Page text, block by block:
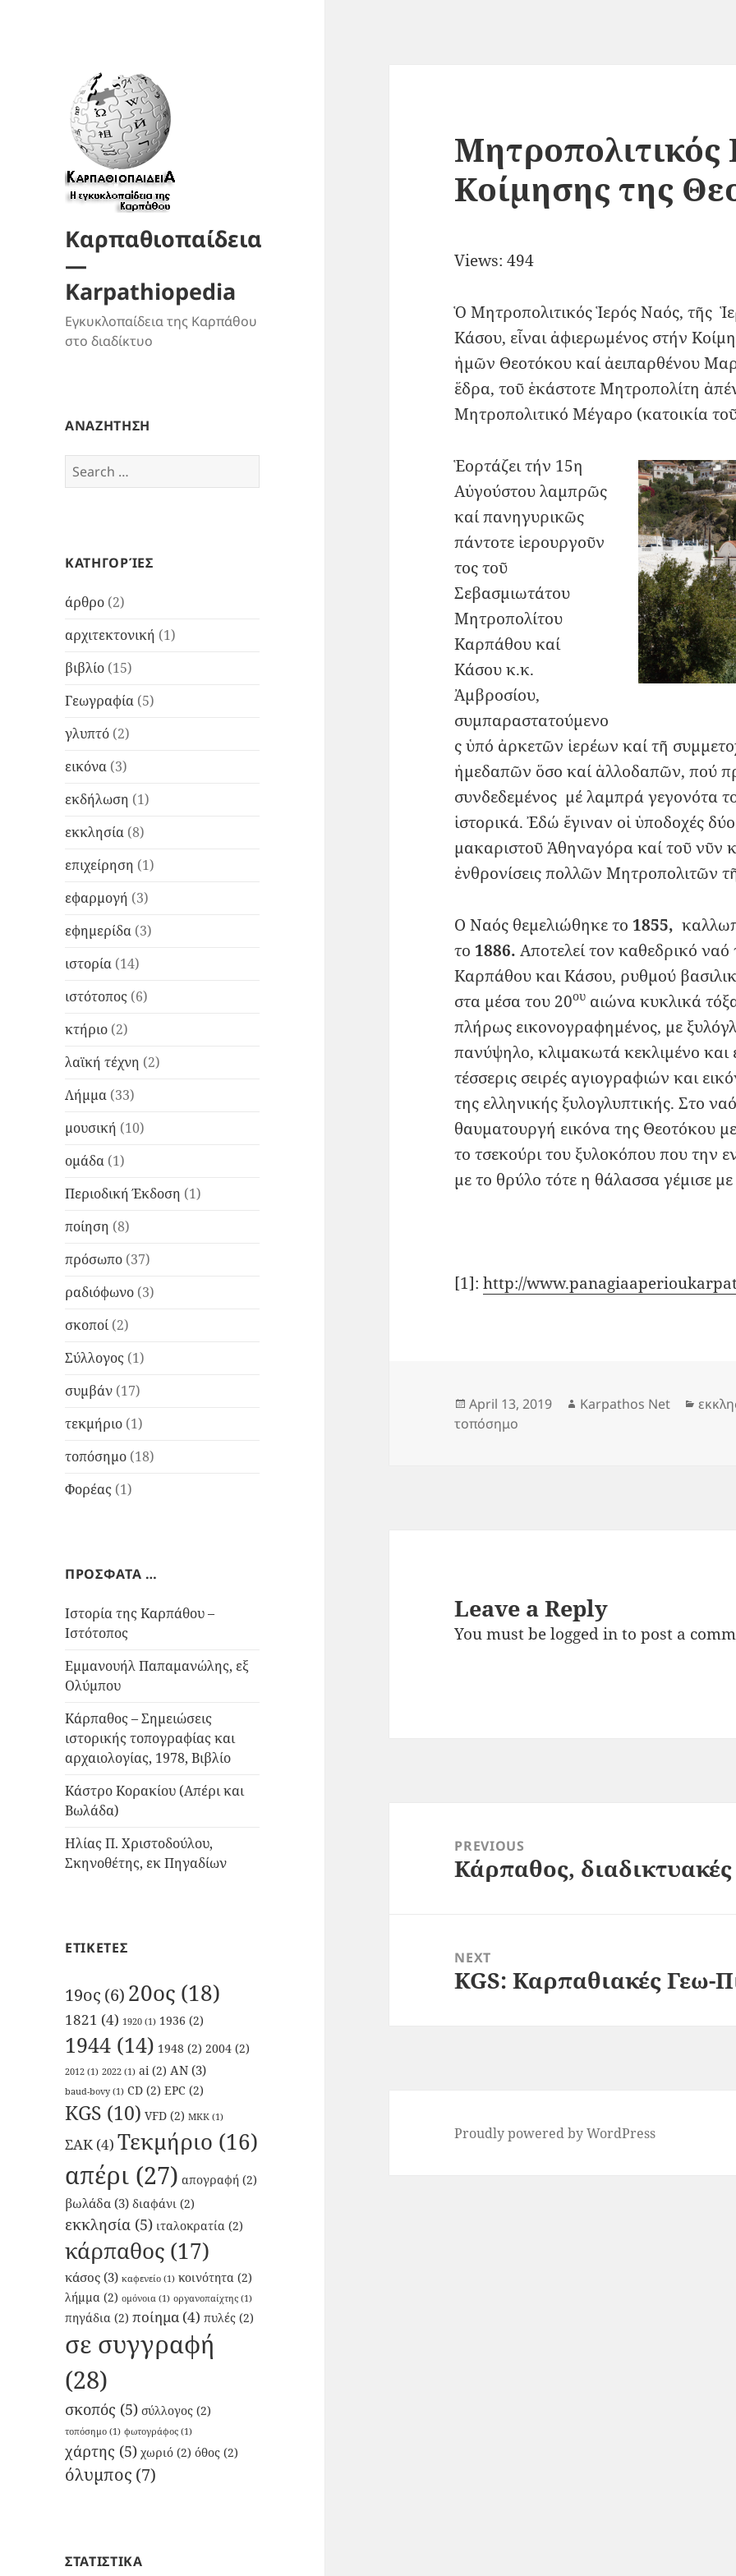
Καρπαθιοπαίδεια
—
Karpathiopedia
Εγκυκλοπαίδεια της Καρπάθου
στο διαδίκτυο
ΑΝΑΖΗΤΗΣΗ
Search
for:
ΚΑΤΗΓΟΡΊΕΣ
άρθρο (2)
αρχιτεκτονική (1)
βιβλίο (15)
Γεωγραφία (5)
γλυπτό (2)
εικόνα (3)
εκδήλωση (1)
εκκλησία (8)
επιχείρηση (1)
εφαρμογή (3)
εφημερίδα (3)
ιστορία (14)
ιστότοπος (6)
κτήριο (2)
λαϊκή τέχνη (2)
Λήμμα (33)
μουσική (10)
ομάδα (1)
Περιοδική Έκδοση (1)
ποίηση (8)
πρόσωπο (37)
ραδιόφωνο (3)
σκοποί(2)
Σύλλογος (1)
συμβάν (17)
τεκμήριο (1)
τοπόσημο (18)
Φορέας (1)
ΠΡΟΣΦΑΤΑ …
Ιστορία της Καρπάθου –
Ιστότοπος
Εμμανουήλ Παπαμανώλης, εξ
Ολύμπου
Κάρπαθος – Σημειώσεις
ιστορικής τοπογραφίας και
αρχαιολογίας, 1978, Βιβλίο
Κάστρο Κορακίου (Απέρι και
Βωλάδα)
Ηλίας Π. Χριστοδούλου,
Σκηνοθέτης, εκ Πηγαδίων
ΕΤΙΚΕΤΕΣ
19ος (6) 20ος (18)
1821 (4) 1920 (1) 1936 (2)
1944 (14) 1948 (2) 2004 (2)
2012 (1) 2022 (1) ai(2) AN(3)
baud-bovy (1) CD (2) EPC (2)
KGS (10) VFD (2) ΜΚΚ (1)
ΣΑΚ (4) Τεκμήριο (16)
απέρι (27) απογραφή (2)
βωλάδα(3) διαφάνι (2)
εκκλησία (5) ιταλοκρατία (2)
κάρπαθος (17)
κάσος(3) καφενείο (1) κοινότητα (2)
λήμμα (2) ομόνοια (1) οργανοπαίχτης (1)
πηγάδια (2) ποίημα (4) πυλές (2)
σε συγγραφή
(28)
σκοπός (5) σύλλογος (2)
τοπόσημο (1) φωτογράφος (1)
χάρτης (5) χωριό (2) όθος (2)
όλυμπος (7)
ΣΤΑΤΙΣΤΙΚΑ
Μητροπολιτικός
Κοίμησης της
Views: 494
Ὁ Μητροπολιτικός Ἱερός Ναός, τῆς
Κάσου, εἶναι ἀφιερωμένος στήν
ἡμῶν Θεοτόκου καί ἀειπαρθένου
ἕδρα, τοῦ ἑκάστοτε Μητροπολίτη
Μητροπολιτικό Μέγαρο (κατοικία
Ἑορτάζει τήν 15η
Αὐγούστου λαμπρῶς
καί πανηγυρικῶς
πάντοτε ἱερουργοῦν
τος τοῦ
Σεβασμιωτάτου
Μητροπολίτου
Καρπάθου καί
Κάσου κ.κ.
Ἀμβροσίου,
συμπαραστατούμενο
ς ὑπό ἀρκετῶν ἱερέων καί τῆ
ἡμεδαπῶν ὅσο καί ἁλλοδαπῶν, πού
συνδεδεμένος μέ λαμπρά γεγονότα
ἱστορικά. Ἐδώ ἔγιναν οἱ ὑποδοχές
μακαριστοῦ Ἀθηναγόρα καί τοῦ νῦν
ἐνθρονίσεις πολλῶν Μητροπολιτῶν
Ο Ναός θεμελιώθηκε το 1855,
το 1886.Αποτελεί τον καθεδρικό
Καρπάθου και Κάσου, ρυθμού
στα μέσα του 20ου αιώνα κυκλικά
πλήρως εικονογραφημένος, με
πανύψηλο, κλιμακωτά κεκλιμένο και
τέσσερις σειρές αγιογραφιών και
της ελληνικής ξυλογλυπτικής. Στο
θαυματουργή εικόνα της Θεοτόκου
το τσεκούρι του ξυλοκόπου που την
με το θρύλο τότε η θάλασσα γέμισε
[1]:http://
Posted
on
April 13, 2019 Author
Karpathos Net
τοπόσημο
Leave a Reply
You must belogged into post a
navigationPREVIOUS
Previous
Κάρπαθος,
NEXT
Next
KGS: Καρπαθιακές Γεω-
Proudly powered by WordPress